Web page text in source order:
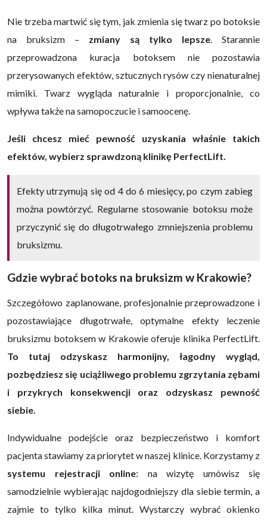
Nie trzeba martwić się tym, jak zmienia się twarz po botoksie
na bruksizm – zmiany są tylko lepsze . Starannie
przeprowadzona kuracja botoksem nie pozostawia
przerysowanych efektów, sztucznych rysów czy nienaturalnej
mimiki. Twarz wygląda naturalnie i proporcjonalnie, co
wpływa także na samopoczucie i samoocenę.
Jeśli chcesz mieć pewność uzyskania właśnie takich
efektów, wybierz sprawdzoną klinikę PerfectLift.
Efekty utrzymują się od 4 do 6 miesięcy, po czym zabieg
można powtórzyć. Regularne stosowanie botoksu może
przyczynić się do długotrwałego zmniejszenia problemu
bruksizmu.
Gdzie wybrać botoks na bruksizm w Krakowie?
Szczegółowo zaplanowane, profesjonalnie przeprowadzone i
pozostawiające długotrwałe, optymalne efekty leczenie
bruksizmu botoksem w Krakowie oferuje klinika PerfectLift.
To tutaj odzyskasz harmonijny, łagodny wygląd,
pozbędziesz się uciążliwego problemu zgrzytania zębami
i przykrych konsekwencji oraz odzyskasz pewność
siebie.
Indywidualne podejście oraz bezpieczeństwo i komfort
pacjenta stawiamy za priorytet w naszej klinice. Korzystamy z
systemu rejestracji online: na wizytę umówisz się
samodzielnie wybierając najdogodniejszy dla siebie termin, a
zajmie to tylko kilka minut. Wystarczy wybrać okienko